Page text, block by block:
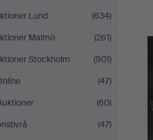
Lund
(634)
Malmö
(261)
Stockholm
(901)
(47)
(60)
(47)